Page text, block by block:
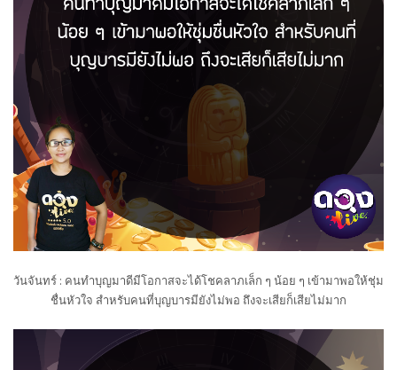
วันจันทร์ : คนทำบุญมาดีมีโอกาสจะได้โชคลาภเล็ก ๆ น้อย ๆ เข้ามาพอให้ชุ่ม
ชื่นหัวใจ สำหรับคนที่บุญบารมียังไม่พอ ถึงจะเสียก็เสียไม่มาก